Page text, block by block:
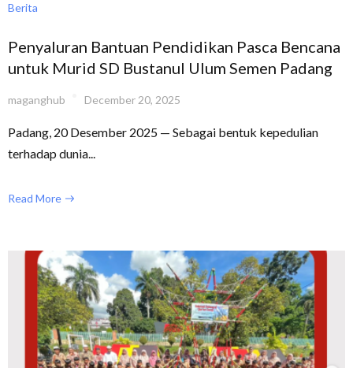
Berita
Penyaluran Bantuan Pendidikan Pasca Bencana
untuk Murid SD Bustanul Ulum Semen Padang
maganghub December 20, 2025
Padang, 20 Desember 2025 — Sebagai bentuk kepedulian
terhadap dunia...
Read More